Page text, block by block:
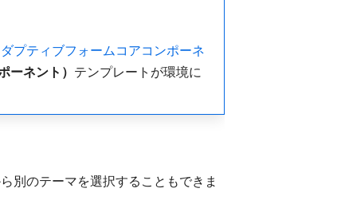
プティブフォームコアコンポーネ
ーネント） ​テンプレートが環境に
別のテーマを選択することもできま